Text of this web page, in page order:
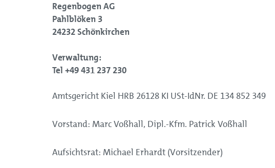
Regenbogen AG
Pahlblöken 3
24232 Schönkirchen
Verwaltung:
Tel +49 431 237 230
Amtsgericht Kiel HRB 26128 KI USt-IdNr. DE 134 852 349
Vorstand: Marc Voßhall, Dipl.-Kfm. Patrick Voßhall
Aufsichtsrat: Michael Erhardt (Vorsitzender)